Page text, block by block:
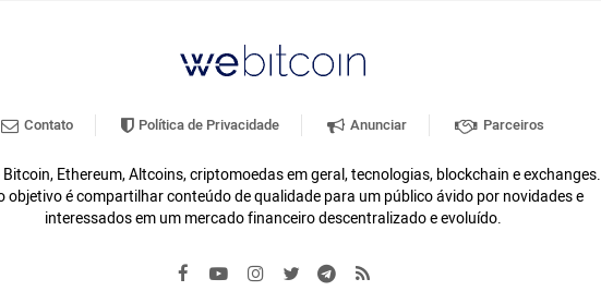
Contato Política de Privacidade Anunciar Parceiros
Ethereum, Altcoins, criptomoedas em geral, tecnologias, blockchain e exchanges.
objetivo é compartilhar conteúdo de qualidade para um público ávido por novidades e
interessados em um mercado financeiro descentralizado e evoluído.